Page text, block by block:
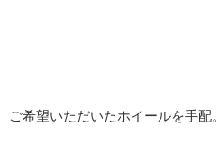
ご希望いただいたホイールを手配。